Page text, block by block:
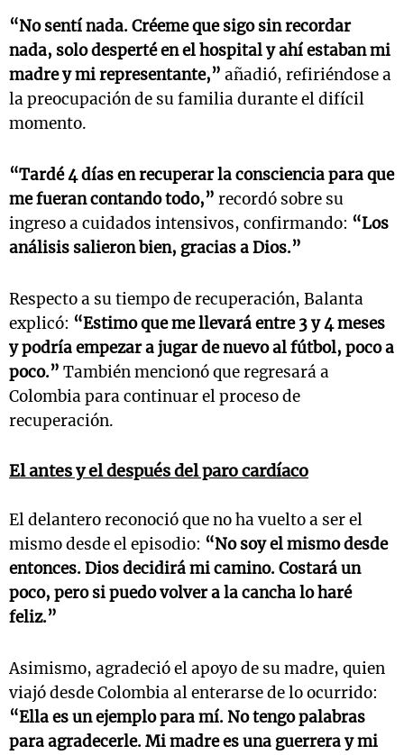
“No sentí nada. Créeme que sigo sin recordar
nada, solo desperté en el hospital y ahí estaban mi
madre y mi representante,” añadió, refiriéndose a
la preocupación de su familia durante el difícil
momento.
“Tardé 4 días en recuperar la consciencia para que
me fueran contando todo,” recordó sobre su
ingreso a cuidados intensivos, confirmando: “Los
análisis salieron bien, gracias a Dios.”
Respecto a su tiempo de recuperación, Balanta
explicó: “Estimo que me llevará entre 3 y 4 meses
y podría empezar a jugar de nuevo al fútbol, poco a
poco.” También mencionó que regresará a
Colombia para continuar el proceso de
recuperación.
El antes y el después del paro cardíaco
El delantero reconoció que no ha vuelto a ser el
mismo desde el episodio: “No soy el mismo desde
entonces. Dios decidirá mi camino. Costará un
poco, pero si puedo volver a la cancha lo haré
feliz.”
Asimismo, agradeció el apoyo de su madre, quien
viajó desde Colombia al enterarse de lo ocurrido:
“Ella es un ejemplo para mí. No tengo palabras
para agradecerle. Mi madre es una guerrera y mi